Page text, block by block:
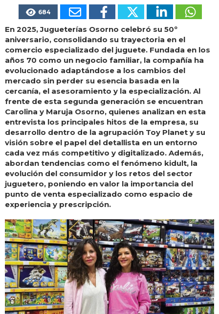
684
En 2025, Jugueterías Osorno celebró su 50º
aniversario, consolidando su trayectoria en el
comercio especializado del juguete. Fundada en los
años 70 como un negocio familiar, la compañía ha
evolucionado adaptándose a los cambios del
mercado sin perder su esencia basada en la
cercanía, el asesoramiento y la especialización. Al
frente de esta segunda generación se encuentran
Carolina y Maruja Osorno, quienes analizan en esta
entrevista los principales hitos de la empresa, su
desarrollo dentro de la agrupación Toy Planet y su
visión sobre el papel del detallista en un entorno
cada vez más competitivo y digitalizado. Además,
abordan tendencias como el fenómeno kidult, la
evolución del consumidor y los retos del sector
juguetero, poniendo en valor la importancia del
punto de venta especializado como espacio de
experiencia y prescripción.